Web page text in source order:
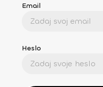
Email
Heslo